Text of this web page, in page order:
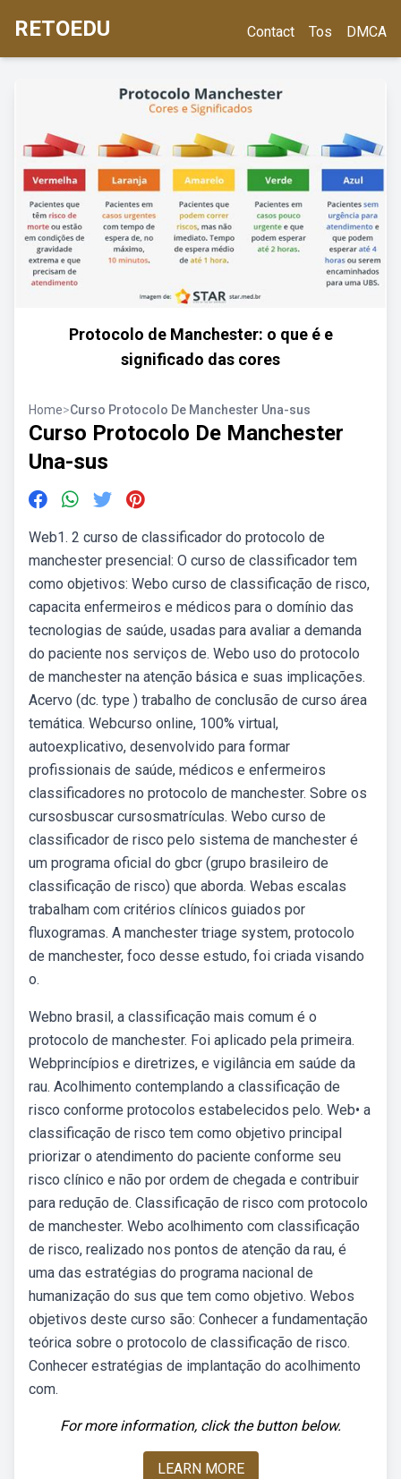
RETOEDU Contact Tos DMCA
Protocolo de Manchester: o que é e
significado das cores
Home>Curso Protocolo De Manchester Una-sus
Curso Protocolo De Manchester
Una-sus
Web1. 2 curso de classificador do protocolo de
manchester presencial: O curso de classificador tem
como objetivos: Webo curso de classificação de risco,
capacita enfermeiros e médicos para o domínio das
tecnologias de saúde, usadas para avaliar a demanda
do paciente nos serviços de. Webo uso do protocolo
de manchester na atenção básica e suas implicações.
Acervo (dc. type ) trabalho de conclusão de curso área
temática. Webcurso online, 100% virtual,
autoexplicativo, desenvolvido para formar
profissionais de saúde, médicos e enfermeiros
classificadores no protocolo de manchester. Sobre os
cursosbuscar cursosmatrículas. Webo curso de
classificador de risco pelo sistema de manchester é
um programa oficial do gbcr (grupo brasileiro de
classificação de risco) que aborda. Webas escalas
trabalham com critérios clínicos guiados por
fluxogramas. A manchester triage system, protocolo
de manchester, foco desse estudo, foi criada visando
o.
Webno brasil, a classificação mais comum é o
protocolo de manchester. Foi aplicado pela primeira.
Webprincípios e diretrizes, e vigilância em saúde da
rau. Acolhimento contemplando a classificação de
risco conforme protocolos estabelecidos pelo. Web• a
classificação de risco tem como objetivo principal
priorizar o atendimento do paciente conforme seu
risco clínico e não por ordem de chegada e contribuir
para redução de. Classificação de risco com protocolo
de manchester. Webo acolhimento com classificação
de risco, realizado nos pontos de atenção da rau, é
uma das estratégias do programa nacional de
humanização do sus que tem como objetivo. Webos
objetivos deste curso são: Conhecer a fundamentação
teórica sobre o protocolo de classificação de risco.
Conhecer estratégias de implantação do acolhimento
com.
For more information, click the button below.
LEARN MORE